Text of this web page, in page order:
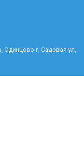
Одинцово г, Садовая ул,